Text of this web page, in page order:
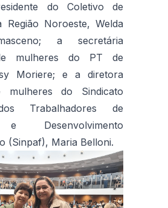
do Coletivo de
Região Noroeste, Welda
a secretária
mulheres do PT de
Moriere; e a diretora
mulheres do Sindicato
Trabalhadores de
e Desenvolvimento
(Sinpaf), Maria Belloni.